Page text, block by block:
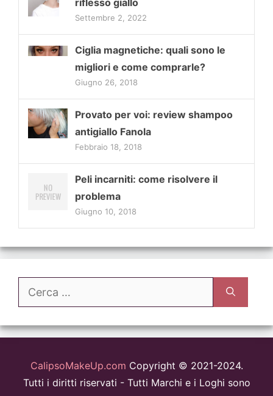
riflesso giallo
Settembre 2, 2022
Ciglia magnetiche: quali sono le
migliori e come comprarle?
Giugno 26, 2018
Provato per voi: review shampoo
antigiallo Fanola
Febbraio 18, 2018
Peli incarniti: come risolvere il
problema
Giugno 10, 2018
Ricerca
CalipsoMakeUp.com Copyright © 2021-2024.
Tutti i diritti riservati - Tutti Marchi e i Loghi sono